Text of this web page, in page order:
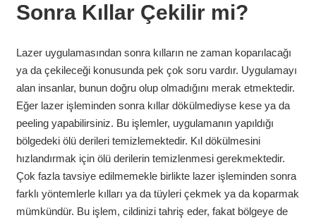
Sonra Kıllar Çekilir mi?
Lazer uygulamasından sonra kılların ne zaman koparılacağı
ya da çekileceği konusunda pek çok soru vardır. Uygulamayı
alan insanlar, bunun doğru olup olmadığını merak etmektedir.
Eğer lazer işleminden sonra kıllar dökülmediyse kese ya da
peeling yapabilirsiniz. Bu işlemler, uygulamanın yapıldığı
bölgedeki ölü derileri temizlemektedir. Kıl dökülmesini
hızlandırmak için ölü derilerin temizlenmesi gerekmektedir.
Çok fazla tavsiye edilmemekle birlikte lazer işleminden sonra
farklı yöntemlerle kılları ya da tüyleri çekmek ya da koparmak
mümkündür. Bu işlem, cildinizi tahriş eder, fakat bölgeye de